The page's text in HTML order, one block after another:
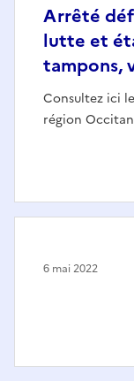
Arrêté
lutte et
tampons,
Consultez ici
région
6 mai 2022